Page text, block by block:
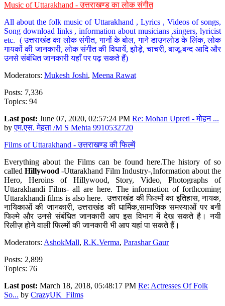
Music of Uttarakhand - उत्तराखण्ड का लोक संगीत
All about the folk music of Uttarakhand , Lyrics , Videos of songs,
Song download links , information about musicians ,singers, lyricist
etc. ( उत्तराखंड का लोक संगीत, गानों के बोल, गाने डाउनलोड के लिंक, लोक
गायकों की जानकारी, लोक संगीत की विधायें, झोड़े, चाचरी, बाजू-बन्द आदि और
उनसे संबंधित जानकारी यहाँ पर पढ़ सकते हैं)
Moderators: Mukesh Joshi, Meena Rawat
Posts: 7,336
Topics: 94
Last post: June 07, 2020, 02:57:24 PM Re: Mohan Upreti - मोहन ...
byएम.एस. मेहता /M S Mehta 9910532720
Films of Uttarakhand - उत्तराखण्ड की फिल्में
Everything about the Films can be found here.The history of so
calledHillywood-Uttarakhand Film Industry-,Information about the
Hero, Heroins of Hillywood, Story, Video, Photographs of
Uttarakhandi Films- all are here. The information of forthcoming
Uttarakhandi films is also here. उत्तराखंड की फिल्मों का इतिहास, नायक,
नायिकाओं की जानकारी, उत्तराखंड की धार्मिक,सामाजिक समस्याओं पर बनी
फिल्मे और उनसे संबंधित जानकारी आप इस विभाग में देख सकते है। नयी
रिलीज़ होने वाली फिल्मों की जानकारी भी आप यहां पा सकते हैं।
Moderators: AshokMall, R.K.Verma, Parashar Gaur
Posts: 2,899
Topics: 76
Last post: March 18, 2018, 05:48:17 PM Re: Actresses Of Folk
So... by CrazyUK_Films